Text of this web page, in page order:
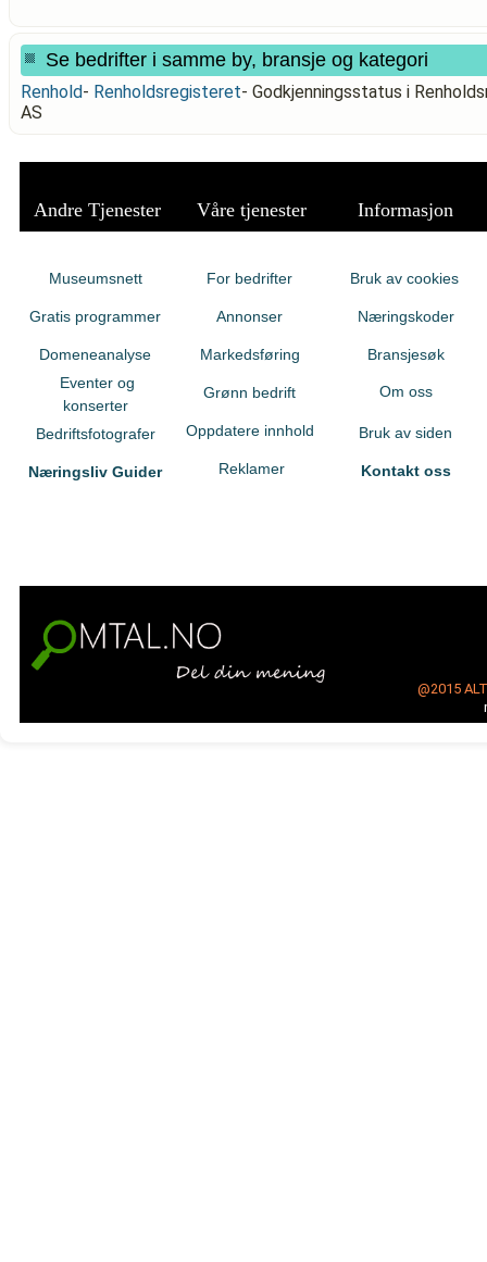
Se bedrifter i samme by, bransje og kategori
Renhold- Renholdsregisteret- Godkjenningsstatus i
AS
Andre Tjenester Våre tjenester Informasjon
Museumsnett
Gratis programmer
Domeneanalyse
Eventer og
konserter
Bedriftsfotografer
Næringsliv Guider
For bedrifter
Annonser
Markedsføring
Grønn bedrift
Oppdatere innhold
Reklamer
Bruk av cookies
Næringskoder
Bransjesøk
Om oss
Bruk av siden
Kontakt oss
@2015